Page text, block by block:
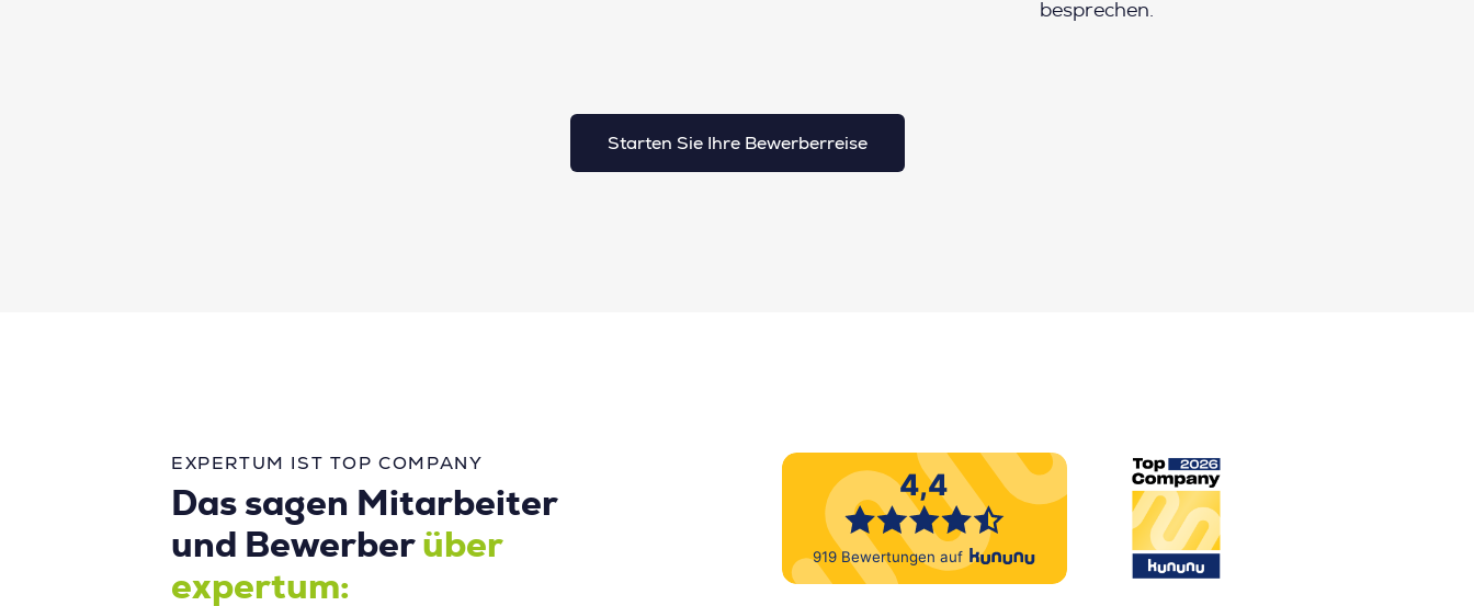
besprechen.
Starten Sie Ihre Bewerberreise
EXPERTUM IST TOP COMPANY
Das sagen Mitarbeiter
und Bewerber über
expertum: